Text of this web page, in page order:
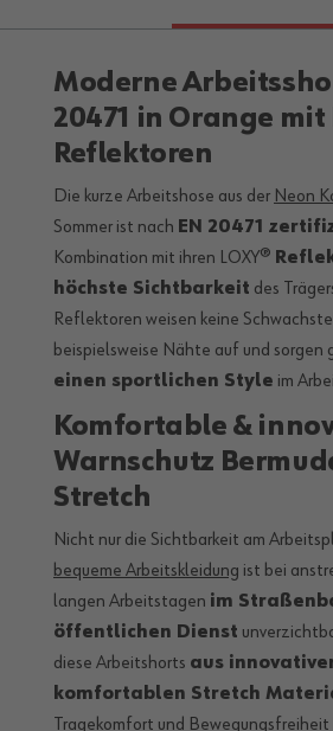
Moderne
20471 in Orange mit
Reflektoren
Die kurze Arbeitshose aus der Neon
Sommer ist nach EN 20471
Kombination mit ihren LOXY®
höchste Sichtbarkeit des
Reflektoren weisen keine
beispielsweise Nähte auf und sorgen
einen sportlichen Style im
Komfortable &
Warnschutz
Stretch
Nicht nur die Sichtbarkeit am
bequeme Arbeitskleidung ist bei
langen Arbeitstagen im
öffentlichen Dienst
diese Arbeitshorts aus
komfortablen Stretch
Tragekomfort und Bewegungsfreiheit